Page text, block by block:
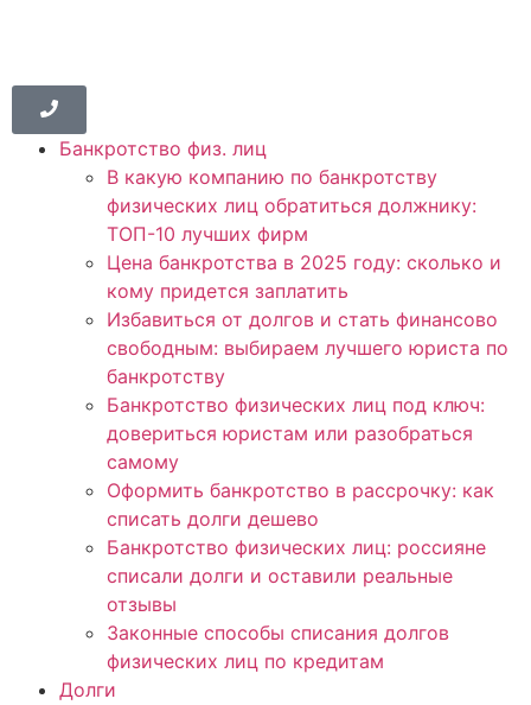
Банкротство физ. лиц
В какую компанию по банкротству
физических лиц обратиться должнику:
ТОП-10 лучших фирм
Цена банкротства в 2025 году: сколько и
кому придется заплатить
Избавиться от долгов и стать финансово
свободным: выбираем лучшего юриста по
банкротству
Банкротство физических лиц под ключ:
довериться юристам или разобраться
самому
Оформить банкротство в рассрочку: как
списать долги дешево
Банкротство физических лиц: россияне
списали долги и оставили реальные
отзывы
Законные способы списания долгов
физических лиц по кредитам
Долги